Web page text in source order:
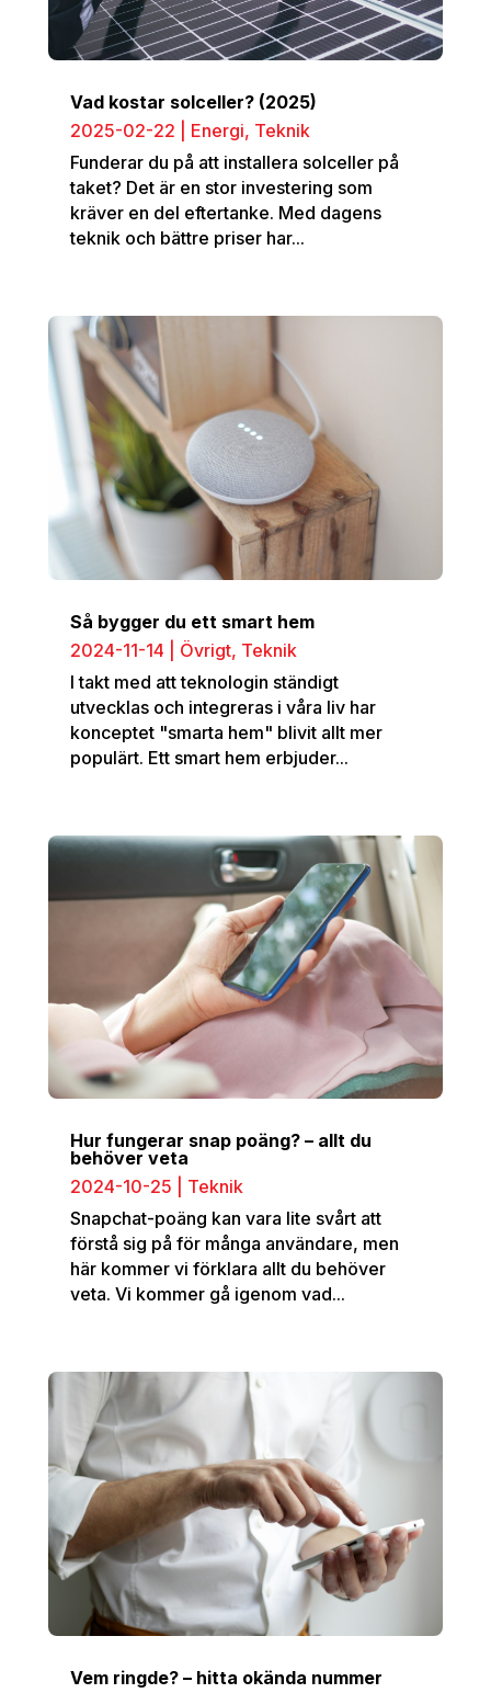
Vad kostar solceller? (2025)
2025-02-22
Energi, Teknik
Funderar du på att installera solceller på
taket? Det är en stor investering som
kräver en del eftertanke. Med dagens
teknik och bättre priser har...
Så bygger du ett smart hem
2024-11-14
Övrigt, Teknik
I takt med att teknologin ständigt
utvecklas och integreras i våra liv har
konceptet "smarta hem" blivit allt mer
populärt. Ett smart hem erbjuder...
Hur fungerar snap poäng? – allt du
behöver veta
2024-10-25
Teknik
Snapchat-poäng kan vara lite svårt att
förstå sig på för många användare, men
här kommer vi förklara allt du behöver
veta. Vi kommer gå igenom vad...
Vem ringde? – hitta okända nummer